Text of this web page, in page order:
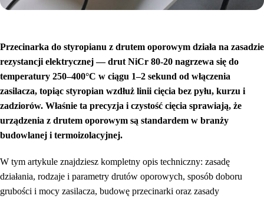
Przecinarka do styropianu z drutem oporowym działa na zasadzie
rezystancji elektrycznej — drut NiCr 80-20 nagrzewa się do
temperatury 250–400°C w ciągu 1–2 sekund od włączenia
zasilacza, topiąc styropian wzdłuż linii cięcia bez pyłu, kurzu i
zadziorów. Właśnie ta precyzja i czystość cięcia sprawiają, że
urządzenia z drutem oporowym są standardem w branży
budowlanej i termoizolacyjnej.
W tym artykule znajdziesz kompletny opis techniczny: zasadę
działania, rodzaje i parametry drutów oporowych, sposób doboru
grubości i mocy zasilacza, budowę przecinarki oraz zasady